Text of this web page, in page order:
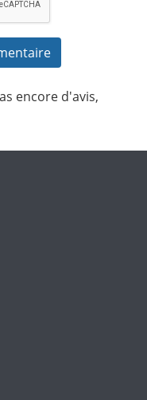
encore d'avis,